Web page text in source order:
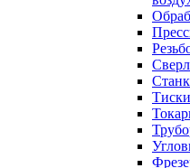
Тиски